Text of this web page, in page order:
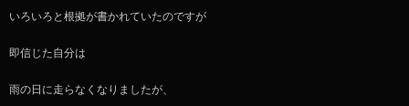
いろいろと根拠が書かれていたのですが
即信じた自分は
雨の日に走らなくなりましたが、